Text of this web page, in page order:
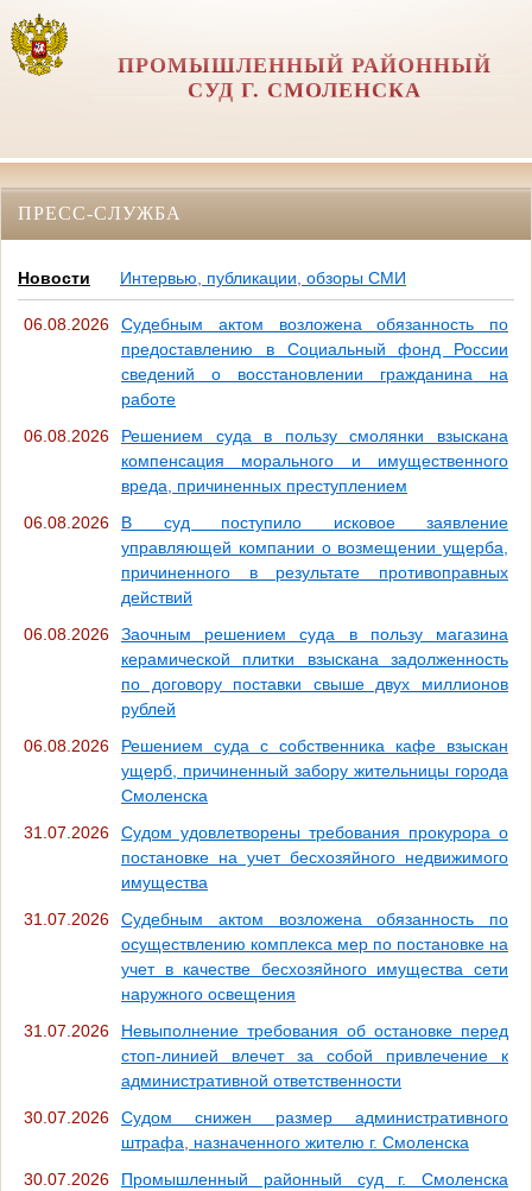
ПРОМЫШЛЕННЫЙ РАЙОННЫЙ
СУД Г. СМОЛЕНСКА
ПРЕСС-СЛУЖБА
Новости Интервью, публикации, обзоры СМИ
06.08.2026
Судебным актом возложена обязанность по
предоставлению в Социальный фонд России
сведений о восстановлении гражданина на
работе
06.08.2026
Решением суда в пользу смолянки взыскана
компенсация морального и имущественного
вреда, причиненных преступлением
06.08.2026
В суд поступило исковое заявление
управляющей компании о возмещении ущерба,
причиненного в результате противоправных
действий
06.08.2026
Заочным решением суда в пользу магазина
керамической плитки взыскана задолженность
по договору поставки свыше двух миллионов
рублей
06.08.2026
Решением суда с собственника кафе взыскан
ущерб, причиненный забору жительницы города
Смоленска
31.07.2026
Судом удовлетворены требования прокурора о
постановке на учет бесхозяйного недвижимого
имущества
31.07.2026
Судебным актом возложена обязанность по
осуществлению комплекса мер по постановке на
учет в качестве бесхозяйного имущества сети
наружного освещения
31.07.2026
Невыполнение требования об остановке перед
стоп-линией влечет за собой привлечение к
административной ответственности
30.07.2026
Судом снижен размер административного
штрафа, назначенного жителю г. Смоленска
30.07.2026
Промышленный районный суд г. Смоленска